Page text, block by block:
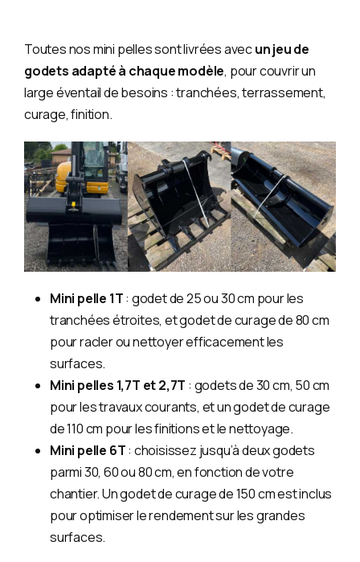
Toutes nos mini pelles sont livrées avecun jeu de
godets adapté à chaque modèle, pour couvrir un
large éventail de besoins : tranchées, terrassement,
curage, finition.
Mini pelle 1T: godet de 25 ou 30 cm pour les
tranchées étroites, et godet de curage de 80 cm
pour racler ou nettoyer efficacement les
surfaces.
Mini pelles 1,7T et 2,7T : godets de 30 cm, 50 cm
pour les travaux courants, et un godet de curage
de 110 cm pour les finitions et le nettoyage.
Mini pelle 6T: choisissez jusqu’à deux godets
parmi 30, 60 ou 80 cm, en fonction de votre
chantier. Un godet de curage de 150 cm est inclus
pour optimiser le rendement sur les grandes
surfaces.